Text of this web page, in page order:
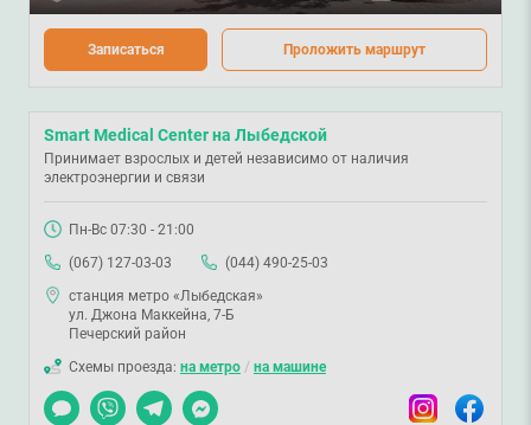
Записаться Проложить маршрут
Smart Medical Center на Лыбедской
Принимает взрослых и детей независимо от наличия
электроэнергии и связи
Пн-Вс 07:30 - 21:00
(067) 127-03-03
(044) 490-25-03
станция метро «Лыбедская»
ул. Джона Маккейна, 7-Б
Печерский район
Схемы проезда: на метро / на машине
Чат
Viber TelegramMessenger InstagramFacebook